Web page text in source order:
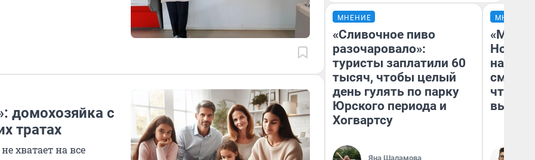
домохозяйка с
тратах
хватает на все
МНЕНИЕ
«Сливочное пиво
разочаровало»:
туристы заплатили 60
тысяч, чтобы целый
день гулять по парку
Юрского периода и
Хогвартсу
Яна Шаламова
МНЕНИЕ
«Мы
чтобы